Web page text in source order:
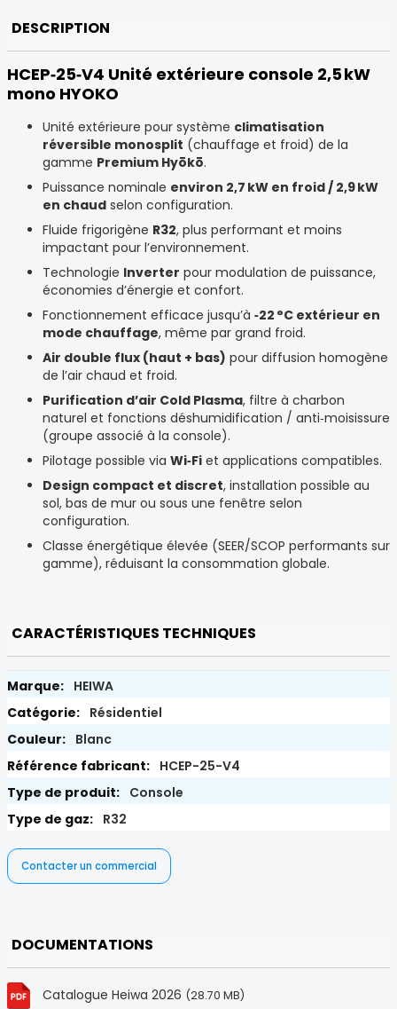
DESCRIPTION
HCEP‑25‑V4 Unité extérieure console 2,5 kW
mono HYOKO
Unité extérieure pour système climatisation
réversible monosplit (chauffage et froid) de la
gamme Premium Hyōkō.
Puissance nominale environ 2,7 kW en froid / 2,9 kW
en chaud selon configuration.
Fluide frigorigène R32, plus performant et moins
impactant pour l’environnement.
Technologie Inverter pour modulation de puissance,
économies d’énergie et confort.
Fonctionnement efficace jusqu’à ‑22 °C extérieur en
mode chauffage, même par grand froid.
Air double flux (haut + bas) pour diffusion homogène
de l’air chaud et froid.
Purification d’air Cold Plasma, filtre à charbon
naturel et fonctions déshumidification / anti‑moisissure
(groupe associé à la console).
Pilotage possible via Wi‑Fi et applications compatibles.
Design compact et discret, installation possible au
sol, bas de mur ou sous une fenêtre selon
configuration.
Classe énergétique élevée (SEER/SCOP performants sur
gamme), réduisant la consommation globale.
CARACTÉRISTIQUES TECHNIQUES
HEIWA
Résidentiel
Blanc
HCEP-25-V4
Console
R32
Contacter un commercial
DOCUMENTATIONS
Catalogue Heiwa 2026 (28.70 MB)